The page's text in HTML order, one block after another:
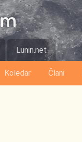
Koledar Člani
Lunin.net